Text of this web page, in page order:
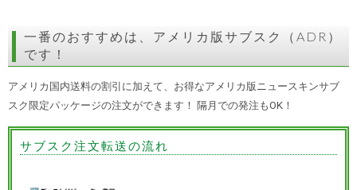
一番のおすすめは、アメリカ版サブスク（ADR）
です！
アメリカ国内送料の割引に加えて、お得なアメリカ版ニュースキンサブ
スク限定パッケージの注文ができます！ 隔月での発注もOK！
サブスク注文転送の流れ